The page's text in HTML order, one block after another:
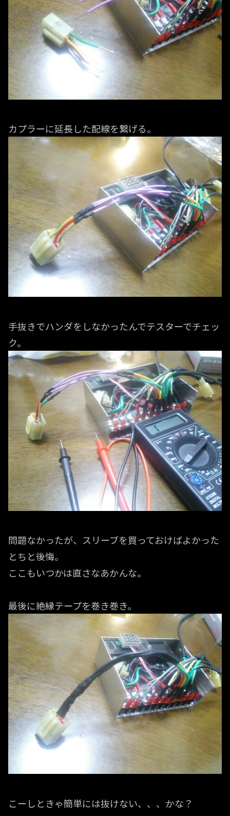
カプラーに延長した配線を繋げる。
手抜きでハンダをしなかったんでテスターでチェッ
ク。
問題なかったが、スリーブを買っておけばよかった
とちと後悔。
ここもいつかは直さなあかんな。
最後に絶縁テープを巻き巻き。
こーしときゃ簡単には抜けない、、、かな？